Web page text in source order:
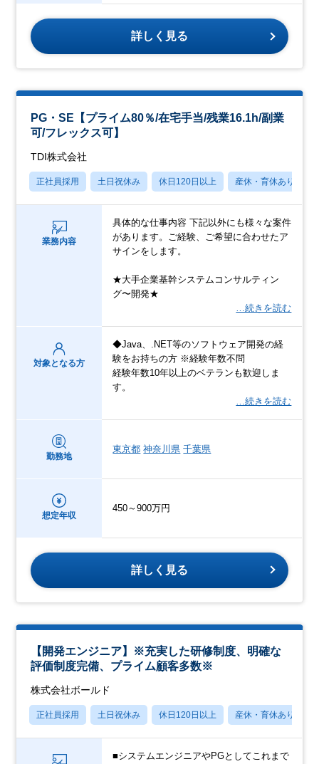
詳しく見る
PG・SE【プライム80％/在宅手当/残業16.1h/副業
可/フレックス可】
TDI株式会社
正社員採用 土日祝休み 休日120日以上 産休・育休あり
業務内容
具体的な仕事内容 下記以外にも様々な案件
があります。ご経験、ご希望に合わせたア
サインをします。
★大手企業基幹システムコンサルティン
グ〜開発★
…続きを読む
対象となる方
◆Java、.NET等のソフトウェア開発の経
験をお持ちの方 ※経験年数不問
経験年数10年以上のベテランも歓迎しま
す。
…続きを読む
勤務地
東京都 神奈川県 千葉県
想定年収
450～900万円
詳しく見る
【開発エンジニア】※充実した研修制度、明確な
評価制度完備、プライム顧客多数※
株式会社ボールド
正社員採用 土日祝休み 休日120日以上 産休・育休あり
■システムエンジニアやPGとしてこれまで